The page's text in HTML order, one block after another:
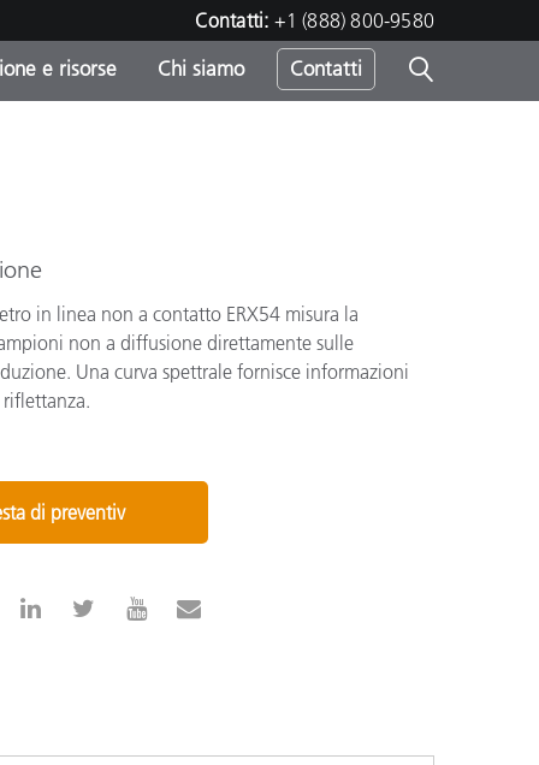
Contatti: +1 (888) 800-9580
e risorse Chi siamo Contatti
in linea non a contatto ERX54 misura la
non a diffusione direttamente sulle
Una curva spettrale fornisce informazioni
di preventiv